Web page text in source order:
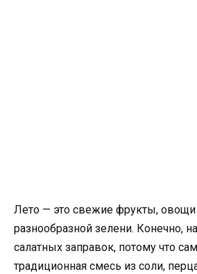
Лето — это свежие фрукты,
разнообразной зелени. Конечно,
салатных заправок, потому что
традиционная смесь из соли,